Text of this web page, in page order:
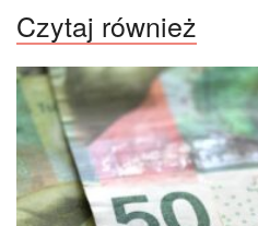
Czytaj również